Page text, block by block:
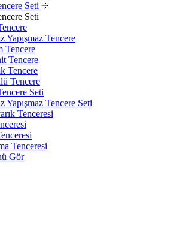
Seti
Seti
Yapışmaz Tencere
Tencere
Tencere
Tencere
Tencere
Seti
Yapışmaz Tencere Seti
Tenceresi
Tenceresi
Gör